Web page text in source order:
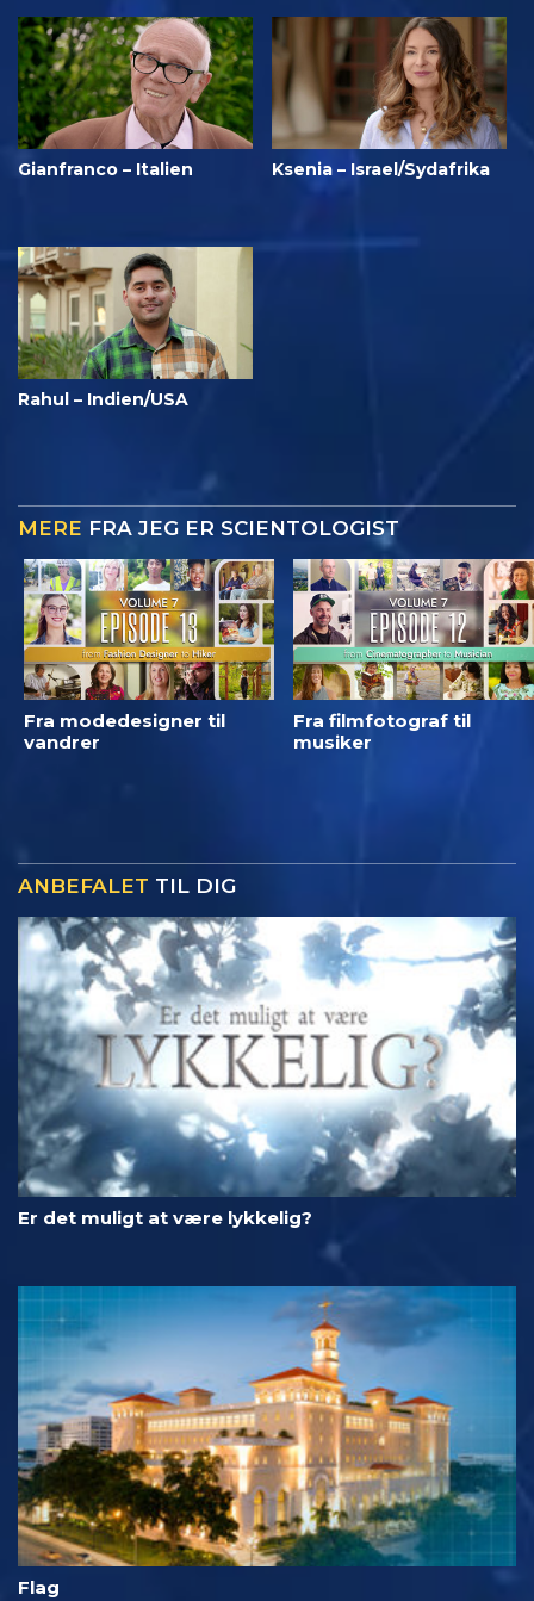
Gianfranco – Italien Ksenia – Israel/Sydafrika
Rahul – Indien/USA
MERE FRA JEG ER SCIENTOLOGIST
Fra modedesigner til
vandrer
Fra filmfotograf til
musiker
ANBEFALET TIL DIG
Er det muligt at være lykkelig?
Flag